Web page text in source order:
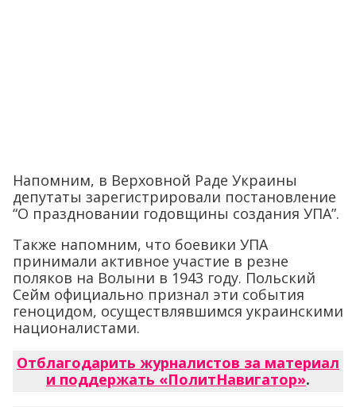
Напомним, в Верховной Раде Украины
депутаты зарегистрировали постановление
“О праздновании годовщины создания УПА”.
Также напомним, что боевики УПА
принимали активное участие в резне
поляков на Волыни в 1943 году. Польский
Сейм официально признал эти события
геноцидом, осуществлявшимся украинскими
националистами.
Отблагодарить журналистов за материал
и поддержать «ПолитНавигатор».